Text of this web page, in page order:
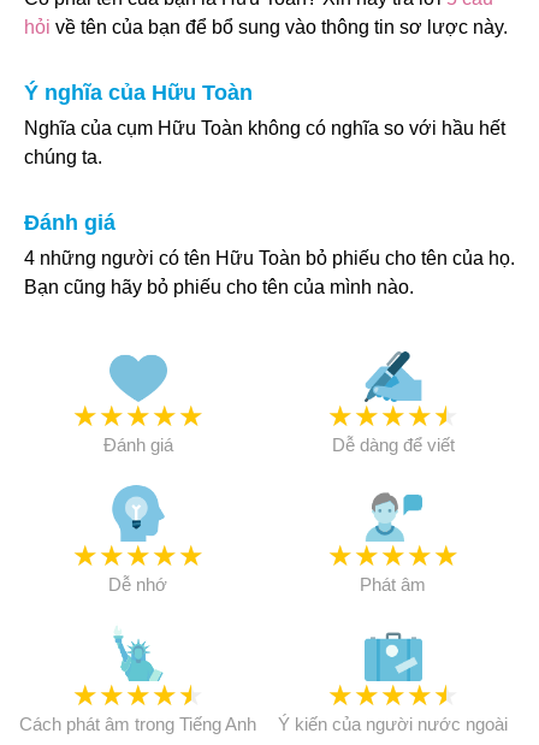
hỏi về tên của bạn để bổ sung vào thông tin sơ lược này.
Ý nghĩa của Hữu Toàn
Nghĩa của cụm Hữu Toàn không có nghĩa so với hầu hết
chúng ta.
Đánh giá
4 những người có tên Hữu Toàn bỏ phiếu cho tên của họ.
Bạn cũng hãy bỏ phiếu cho tên của mình nào.
★★★★★
Đánh giá
★★★★★
Dễ dàng để viết
★★★★★
Dễ nhớ
★★★★★
Phát âm
★★★★★
Cách phát âm trong Tiếng Anh
★★★★★
Ý kiến của người nước ngoài